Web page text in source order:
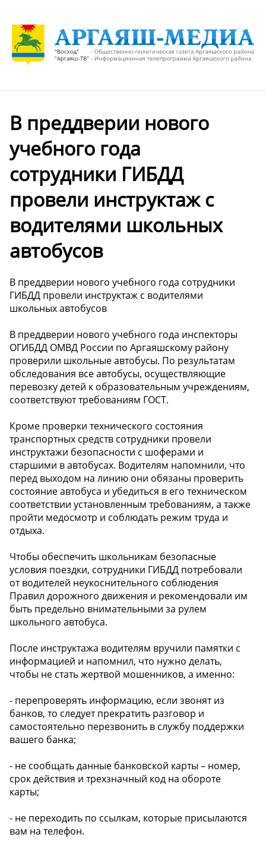
В преддверии нового
учебного года
сотрудники ГИБДД
провели инструктаж с
водителями школьных
автобусов
В преддверии нового учебного года сотрудники
ГИБДД провели инструктаж с водителями
школьных автобусов
В преддверии нового учебного года инспекторы
ОГИБДД ОМВД России по Аргаяшскому району
проверили школьные автобусы. По результатам
обследования все автобусы, осуществляющие
перевозку детей к образовательным учреждениям,
соответствуют требованиям ГОСТ.
Кроме проверки технического состояния
транспортных средств сотрудники провели
инструктажи безопасности с шоферами и
старшими в автобусах. Водителям напомнили, что
перед выходом на линию они обязаны проверить
состояние автобуса и убедиться в его техническом
соответствии установленным требованиям, а также
пройти медосмотр и соблюдать режим труда и
отдыха.
Чтобы обеспечить школьникам безопасные
условия поездки, сотрудники ГИБДД потребовали
от водителей неукоснительного соблюдения
Правил дорожного движения и рекомендовали им
быть предельно внимательными за рулем
школьного автобуса.
После инструктажа водителям вручили памятки с
информацией и напомнил, что нужно делать,
чтобы не стать жертвой мошенников, а именно:
- перепроверять информацию, если звонят из
банков, то следует прекратить разговор и
самостоятельно перезвонить в службу поддержки
вашего банка;
- не сообщать данные банковской карты – номер,
срок действия и трехзначный код на обороте
карты;
- не переходить по ссылкам, которые присылаются
вам на телефон.